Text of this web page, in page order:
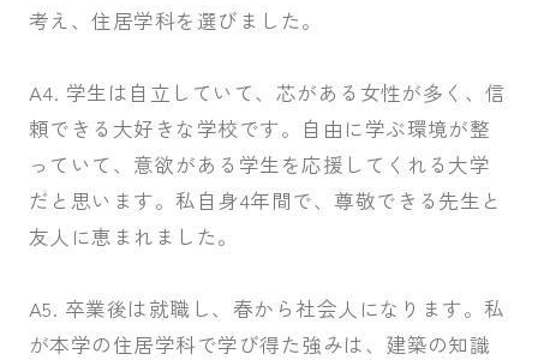
考え、住居学科を選びました。
A4. 学生は自立していて、芯がある女性が多く、信
頼できる大好きな学校です。自由に学ぶ環境が整
っていて、意欲がある学生を応援してくれる大学
だと思います。私自身4年間で、尊敬できる先生と
友人に恵まれました。
A5. 卒業後は就職し、春から社会人になります。私
が本学の住居学科で学び得た強みは、建築の知識